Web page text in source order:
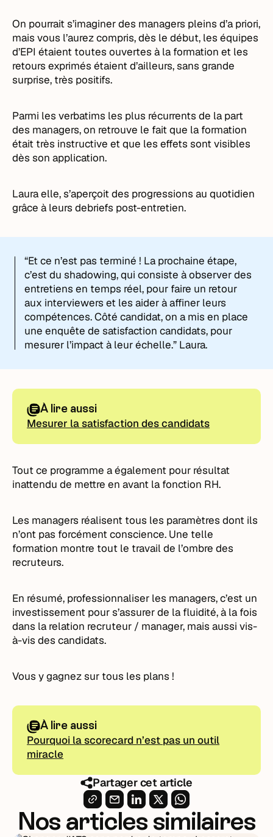
Partager cet article
On pourrait s’imaginer des managers pleins d’a priori,
mais vous l’aurez compris, dès le début, les équipes
d’EPI étaient toutes ouvertes à la formation et les
retours exprimés étaient d’ailleurs, sans grande
surprise, très positifs.
Parmi les verbatims les plus récurrents de la part
des managers, on retrouve le fait que la formation
était très instructive et que les effets sont visibles
dès son application.
Laura elle, s’aperçoit des progressions au quotidien
grâce à leurs debriefs post-entretien.
“Et ce n’est pas terminé ! La prochaine étape,
c’est du shadowing, qui consiste à observer des
entretiens en temps réel, pour faire un retour
aux interviewers et les aider à affiner leurs
compétences. Côté candidat, on a mis en place
une enquête de satisfaction candidats, pour
mesurer l’impact à leur échelle.” Laura.
À lire aussi
Mesurer la satisfaction des candidats
Tout ce programme a également pour résultat
inattendu de mettre en avant la fonction RH.
Les managers réalisent tous les paramètres dont ils
n’ont pas forcément conscience. Une telle
formation montre tout le travail de l’ombre des
recruteurs.
En résumé, professionnaliser les managers, c’est un
investissement pour s’assurer de la fluidité, à la fois
dans la relation recruteur / manager, mais aussi vis-
à-vis des candidats.
Vous y gagnez sur tous les plans !
À lire aussi
Pourquoi la scorecard n’est pas un outil
miracle
Nos articles similaires